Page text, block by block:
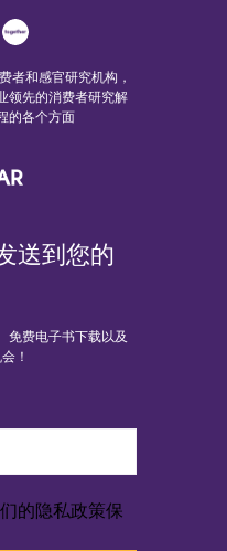
者和感官研究机构，
领先的消费者研究解
的各个方面
送到您的
免费电子书下载以及
！
的隐私政策保